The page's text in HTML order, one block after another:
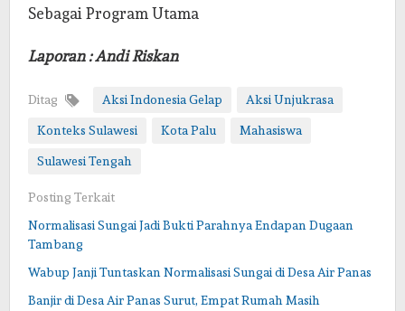
Sebagai Program Utama
Laporan : Andi Riskan
Ditag Aksi Indonesia Gelap Aksi Unjukrasa
Konteks Sulawesi Kota Palu Mahasiswa
Sulawesi Tengah
Posting Terkait
Normalisasi Sungai Jadi Bukti Parahnya Endapan Dugaan
Tambang
Wabup Janji Tuntaskan Normalisasi Sungai di Desa Air Panas
Banjir di Desa Air Panas Surut, Empat Rumah Masih